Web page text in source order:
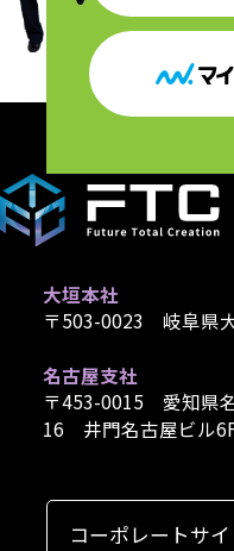
大垣本社
〒503-0023 岐阜県
名古屋支社
〒453-0015 愛知県
16 井門名古屋ビル
コーポレートサイ